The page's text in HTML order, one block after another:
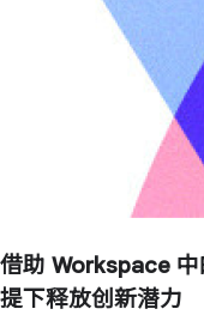
借助 Workspace
提下释放创新潜力